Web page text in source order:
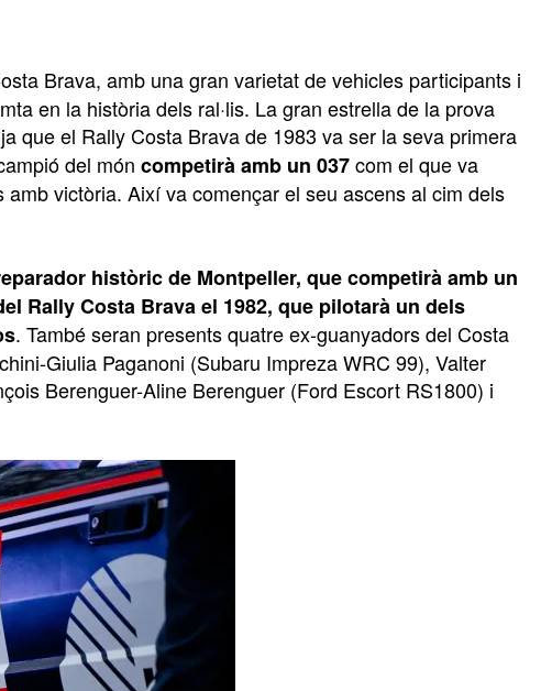
Brava, amb una gran varietat de vehicles participants i
en la història dels ral·lis. La gran estrella de la prova
que el Rally Costa Brava de 1983 va ser la seva primera
del món competirà amb un 037com el que va
victòria. Així va començar el seu ascens al cim dels
històric de Montpeller, que competirà amb un
Rally Costa Brava el 1982, que pilotarà un dels
. També seran presents quatre ex-guanyadors del Costa
Giulia Paganoni (Subaru Impreza WRC 99), Valter
Berenguer-Aline Berenguer (Ford Escort RS1800) i